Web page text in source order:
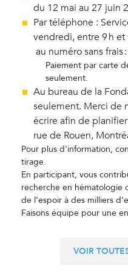
du 12 mai au 27 juin
Par téléphone :
vendredi, entre 9 h et
au numéro sans frais
Paiement par carte
seulement.
Au bureau de la
seulement. Merci de
écrire afin de
rue de Rouen,
Pour plus d'information,
tirage.
En participant, vous
recherche en hématologie
de l’espoir à des milliers
Faisons équipe pour une
VOIR